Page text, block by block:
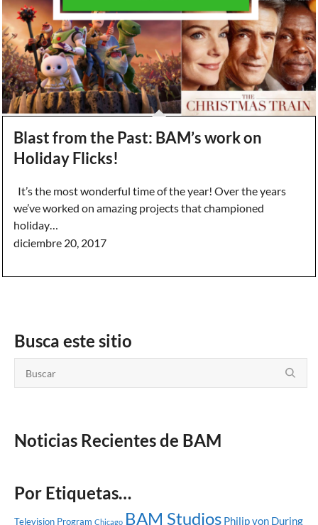
Blast from the Past: BAM’s work on
Holiday Flicks!
It’s the most wonderful time of the year! Over the years
we’ve worked on amazing projects that championed
holiday…
diciembre 20, 2017
Busca este sitio
Noticias Recientes de BAM
Por Etiquetas…
Television Program Chicago BAM Studios Philip von During